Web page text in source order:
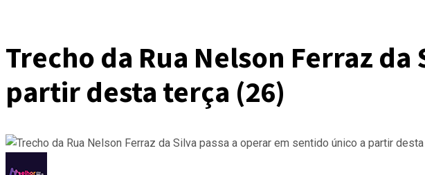
Trecho da Rua Nelson Ferraz
partir desta terça (26)